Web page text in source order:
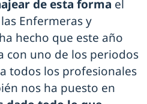
de esta forma el
Enfermeras y
hecho que este año
con uno de los periodos
todos los profesionales
nos ha puesto en